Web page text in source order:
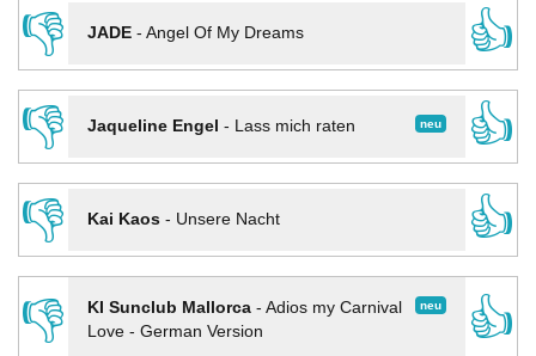
👎
JADE- Angel Of My Dreams
👍
👎
neu
Jaqueline Engel - Lass mich raten
👍
👎
Kai Kaos- Unsere Nacht
👍
👎
neu
KI Sunclub Mallorca- Adios my Carnival
Love - German Version
👍